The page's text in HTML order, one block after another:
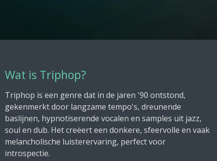
Wat is Triphop?
Triphop is een genre dat in de jaren '90 ontstond,
gekenmerkt door langzame tempo's, dreunende
baslijnen, hypnotiserende vocalen en samples uit jazz,
soul en dub. Het creëert een donkere, sfeervolle en vaak
melancholische luisterervaring, perfect voor
introspectie.